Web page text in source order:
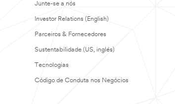
Junte-se a nós
Investor Relations (English)
Parceiros & Fornecedores
Sustentabilidade (US, inglés)
Tecnologias
Código de Conduta nos Negócios